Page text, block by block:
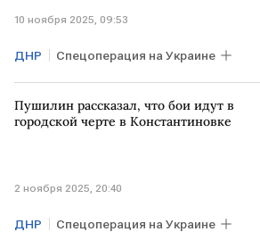
10 ноября 2025, 09:53
ДНР Спецоперация на Украине
РОССИЯ Денис Пушилин ВС
ВСУ
Пушилин рассказал, что бои идут в
городской черте в Константиновке
2 ноября 2025, 20:40
ДНР Спецоперация на Украине